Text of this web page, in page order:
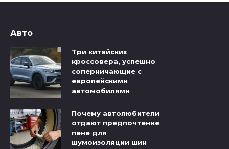
Авто
Три китайских
кроссовера, успешно
соперничающие с
европейскими
автомобилями
Почему автолюбители
отдают предпочтение
пене для
шумоизоляции шин